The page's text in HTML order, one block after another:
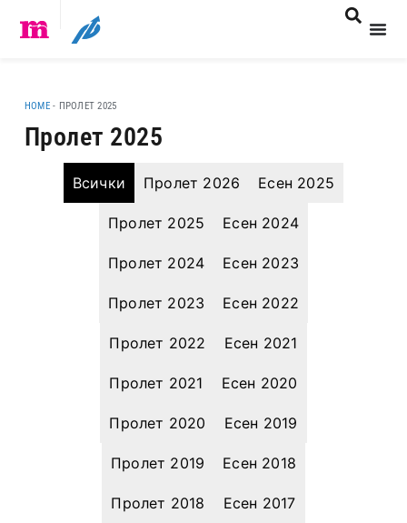
HOME- ПРОЛЕТ 2025
Пролет 2025
Всички Пролет 2026 Есен 2025
Пролет 2025 Есен 2024
Пролет 2024 Есен 2023
Пролет 2023 Есен 2022
Пролет 2022 Есен 2021
Пролет 2021 Есен 2020
Пролет 2020 Есен 2019
Пролет 2019 Есен 2018
Пролет 2018 Есен 2017